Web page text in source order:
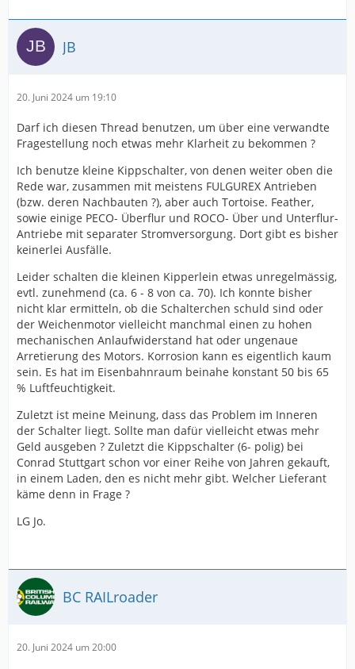
JB
20. Juni 2024 um 19:10
Darf ich diesen Thread benutzen, um über eine verwandte
Fragestellung noch etwas mehr Klarheit zu bekommen ?
Ich benutze kleine Kippschalter, von denen weiter oben die
Rede war, zusammen mit meistens FULGUREX Antrieben
(bzw. deren Nachbauten ?), aber auch Tortoise. Feather,
sowie einige PECO- Überflur und ROCO- Über und Unterflur-
Antriebe mit separater Stromversorgung. Dort gibt es bisher
keinerlei Ausfälle.
Leider schalten die kleinen Kipperlein etwas unregelmässig,
evtl. zunehmend (ca. 6 - 8 von ca. 70). Ich konnte bisher
nicht klar ermitteln, ob die Schalterchen schuld sind oder
der Weichenmotor vielleicht manchmal einen zu hohen
mechanischen Anlaufwiderstand hat oder ungenaue
Arretierung des Motors. Korrosion kann es eigentlich kaum
sein. Es hat im Eisenbahnraum beinahe konstant 50 bis 65
% Luftfeuchtigkeit.
Zuletzt ist meine Meinung, dass das Problem im Inneren
der Schalter liegt. Sollte man dafür vielleicht etwas mehr
Geld ausgeben ? Zuletzt die Kippschalter (6- polig) bei
Conrad Stuttgart schon vor einer Reihe von Jahren gekauft,
in einem Laden, den es nicht mehr gibt. Welcher Lieferant
käme denn in Frage ?
LG Jo.
BC RAILroader
20. Juni 2024 um 20:00